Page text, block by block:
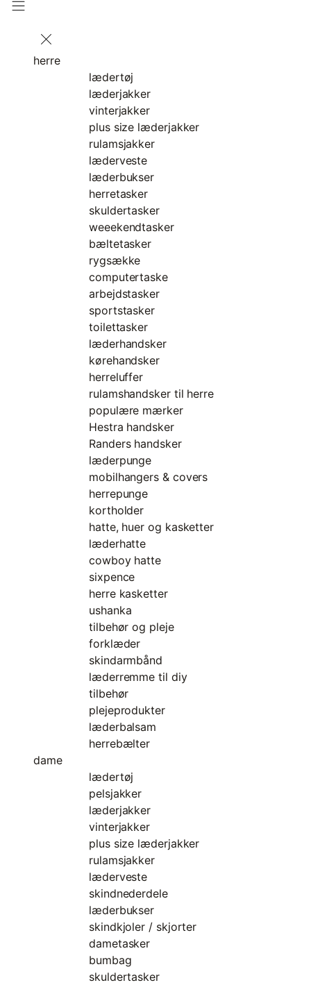
herre
lædertøj
læderjakker
vinterjakker
plus size læderjakker
rulamsjakker
læderveste
læderbukser
herretasker
skuldertasker
weeekendtasker
bæltetasker
rygsække
computertaske
arbejdstasker
sportstasker
toilettasker
læderhandsker
kørehandsker
herreluffer
rulamshandsker til herre
populære mærker
Hestra handsker
Randers handsker
læderpunge
mobilhangers & covers
herrepunge
kortholder
hatte, huer og kasketter
læderhatte
cowboy hatte
sixpence
herre kasketter
ushanka
tilbehør og pleje
forklæder
skindarmbånd
læderremme til diy
tilbehør
plejeprodukter
læderbalsam
herrebælter
dame
lædertøj
pelsjakker
læderjakker
vinterjakker
plus size læderjakker
rulamsjakker
læderveste
skindnederdele
læderbukser
skindkjoler / skjorter
dametasker
bumbag
skuldertasker